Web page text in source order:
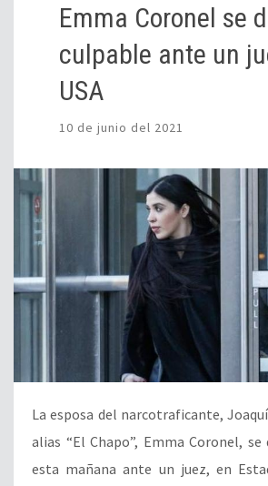
Emma Coronel se
culpable ante un
USA
10 de junio del 2021
La esposa del narcotraficante,
alias “El Chapo”, Emma Coronel,
esta mañana ante un juez, en